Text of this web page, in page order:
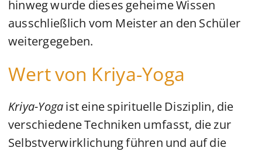
hinweg wurde dieses geheime Wissen
ausschließlich vom Meister an den Schüler
weitergegeben.
Wert von Kriya-Yoga
Kriya-Yogaist eine spirituelle Disziplin, die
verschiedene Techniken umfasst, die zur
Selbstverwirklichung führen und auf die